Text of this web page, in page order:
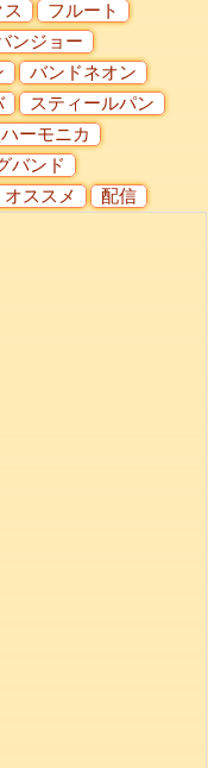
フルート
ンジョー
バンドネオン
スティールパン
ーモニカ
バンド
オススメ 配信